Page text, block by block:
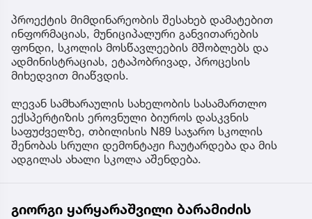
პროექტის მიმდინარეობის შესახებ დამატებით
ინფორმაციას, მუნიციპალური განვითარების
ფონდი, სკოლის მოსწავლეების მშობლებს და
ადმინისტრაციას, ეტაპობრივად, პროცესის
მიხედვით მიაწვდის.
ლევან სამხარაულის სახელობის სასამართლო
ექსპერტიზის ეროვნული ბიუროს დასკვნის
საფუძველზე, თბილისის N89 საჯარო სკოლის
შენობას სრული დემონტაჟი ჩაუტარდება და მის
ადგილას ახალი სკოლა აშენდება.
გიორგი ყარყარაშვილი ბარამიძის